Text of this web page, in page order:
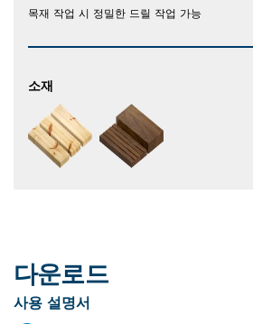
목재 작업 시 정밀한 드릴 작업 가능
소재
다운로드
사용 설명서